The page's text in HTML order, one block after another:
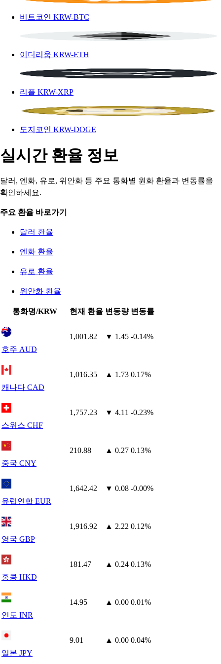
비트코인 KRW-BTC
이더리움 KRW-ETH
리플 KRW-XRP
도지코인 KRW-DOGE
실시간 환율 정보
달러, 엔화, 유로, 위안화 등 주요 통화별 원화 환율과 변동률을
확인하세요.
주요 환율 바로가기
달러 환율
엔화 환율
유로 환율
위안화 환율
통화명/KRW 현재 환율 변동량 변동률
호주 AUD
1,001.82 ▼ 1.45 -0.14%
캐나다 CAD
1,016.35 ▲ 1.73 0.17%
스위스 CHF
1,757.23 ▼ 4.11 -0.23%
중국 CNY
210.88 ▲ 0.27 0.13%
유럽연합 EUR
1,642.42 ▼ 0.08 -0.00%
영국 GBP
1,916.92 ▲ 2.22 0.12%
홍콩 HKD
181.47 ▲ 0.24 0.13%
인도 INR
14.95 ▲ 0.00 0.01%
일본 JPY
9.01 ▲ 0.00 0.04%